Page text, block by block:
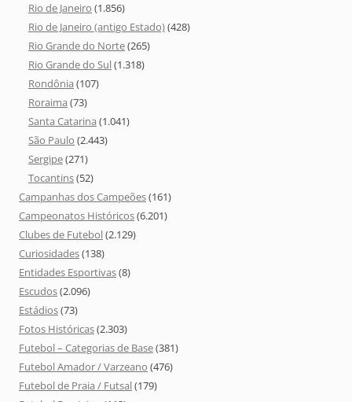
Rio de Janeiro (1.856)
Rio de Janeiro (antigo Estado)(428)
Rio Grande do Norte(265)
Rio Grande do Sul(1.318)
Rondônia (107)
Roraima (73)
Santa Catarina (1.041)
São Paulo (2.443)
Sergipe(271)
Tocantins(52)
Campanhas dos Campeões(161)
Campeonatos Históricos(6.201)
Clubes de Futebol(2.129)
Curiosidades(138)
Entidades Esportivas(8)
Escudos(2.096)
Estádios(73)
Fotos Históricas(2.303)
Futebol – Categorias de Base(381)
Futebol Amador / Varzeano (476)
Futebol de Praia / Futsal(179)